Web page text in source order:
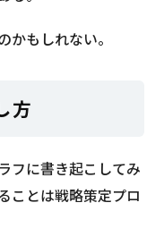
もしれない。
方
フに書き起こしてみ
ことは戦略策定プロ